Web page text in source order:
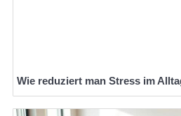
Wie reduziert man Stress im